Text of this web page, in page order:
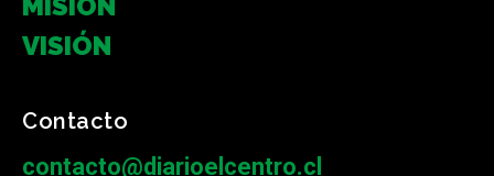
MISIÓN
VISIÓN
Contacto
contacto@diarioelcentro.cl